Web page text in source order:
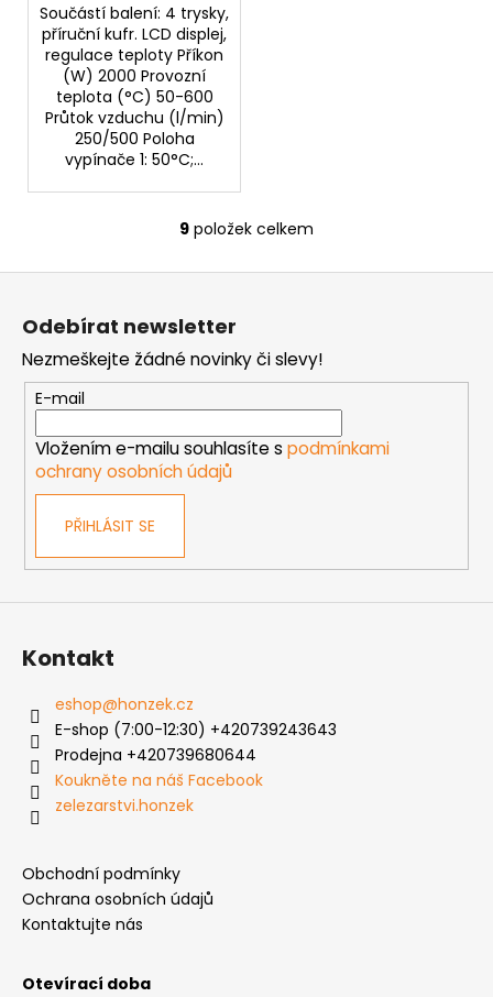
Součástí balení: 4 trysky,
příruční kufr. LCD displej,
regulace teploty Příkon
(W) 2000 Provozní
teplota (°C) 50-600
Průtok vzduchu (l/min)
250/500 Poloha
vypínače 1: 50°C;...
O
v
a
c
í
p
r
ý
p
9 položek celkem
Z
Odebírat newsletter
Nezmeškejte žádné novinky či slevy!
E-mail
Vložením e-mailu souhlasíte s podmínkami
ochrany osobních údajů
PŘIHLÁSIT SE
Kontakt
eshop@honzek.cz
E-shop (7:00-12:30) +420739243643
Prodejna +420739680644
Koukněte na náš Facebook
zelezarstvi.honzek
Obchodní podmínky
Ochrana osobních údajů
Kontaktujte nás
Otevírací doba